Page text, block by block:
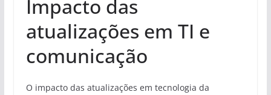
Impacto das
atualizações em TI e
comunicação
O impacto das atualizações em tecnologia da